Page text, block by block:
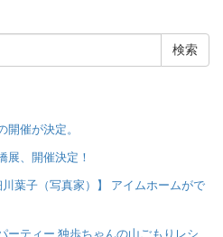
催が決定。
展、開催決定！
川葉子（写真家）】 アイムホームがで
ーティー 独歩ちゃんの山ごもりレシ